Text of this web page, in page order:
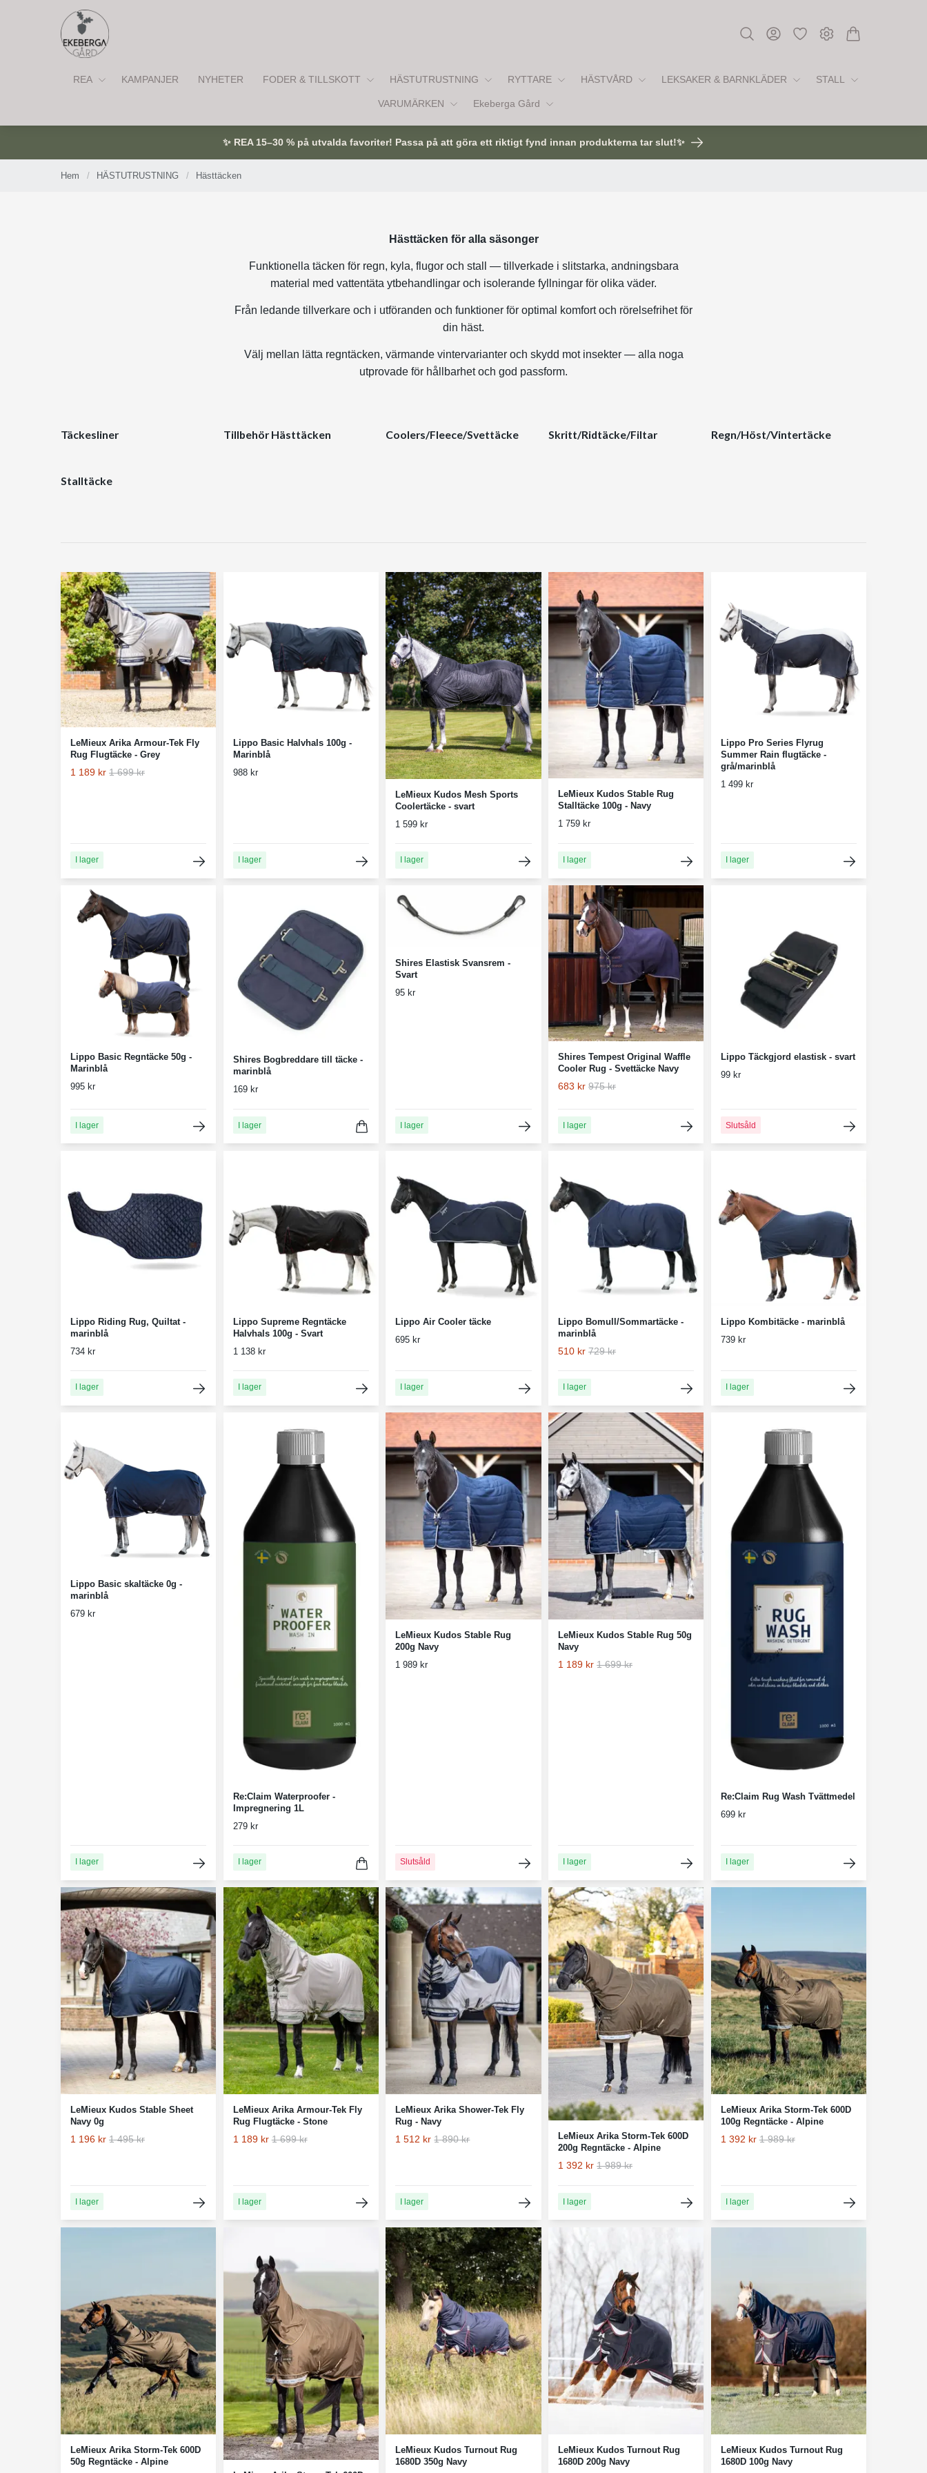
REA KAMPANJER NYHETER FODER & TILLSKOTT HÄSTUTRUSTNING RYTTARE HÄSTVÅRD LEKSAKER & BARNKLÄDER STALL
VARUMÄRKEN Ekeberga Gård
✨ REA 15–30 % på utvalda favoriter! Passa på att göra ett riktigt fynd innan produkterna tar slut!✨
Hem / HÄSTUTRUSTNING / Hästtäcken
Hästtäcken för alla säsonger
Funktionella täcken för regn, kyla, flugor och stall — tillverkade i slitstarka, andningsbara
material med vattentäta ytbehandlingar och isolerande fyllningar för olika väder.
Från ledande tillverkare och i utföranden och funktioner för optimal komfort och rörelsefrihet för
din häst.
Välj mellan lätta regntäcken, värmande vintervarianter och skydd mot insekter — alla noga
utprovade för hållbarhet och god passform.
Täckesliner Tillbehör Hästtäcken Coolers/Fleece/Svettäcke Skritt/Ridtäcke/Filtar Regn/Höst/Vintertäcke
Stalltäcke
LeMieux Arika Armour-Tek Fly
Rug Flugtäcke - Grey
1 189 kr 1 699 kr
I lager
Lippo Basic Halvhals 100g -
Marinblå
988 kr
I lager
LeMieux Kudos Mesh Sports
Coolertäcke - svart
1 599 kr
I lager
LeMieux Kudos Stable Rug
Stalltäcke 100g - Navy
1 759 kr
I lager
Lippo Pro Series Flyrug
Summer Rain flugtäcke -
grå/marinblå
1 499 kr
I lager
Lippo Basic Regntäcke 50g -
Marinblå
995 kr
I lager
Shires Bogbreddare till täcke -
marinblå
169 kr
I lager
Shires Elastisk Svansrem -
Svart
95 kr
I lager
Shires Tempest Original Waffle
Cooler Rug - Svettäcke Navy
683 kr 975 kr
I lager
Lippo Täckgjord elastisk - svart
99 kr
Slutsåld
Lippo Riding Rug, Quiltat -
marinblå
734 kr
I lager
Lippo Supreme Regntäcke
Halvhals 100g - Svart
1 138 kr
I lager
Lippo Air Cooler täcke
695 kr
I lager
Lippo Bomull/Sommartäcke -
marinblå
510 kr 729 kr
I lager
Lippo Kombitäcke - marinblå
739 kr
I lager
Lippo Basic skaltäcke 0g -
marinblå
679 kr
I lager
Re:Claim Waterproofer -
Impregnering 1L
279 kr
I lager
LeMieux Kudos Stable Rug
200g Navy
1 989 kr
Slutsåld
LeMieux Kudos Stable Rug 50g
Navy
1 189 kr 1 699 kr
I lager
Re:Claim Rug Wash Tvättmedel
699 kr
I lager
LeMieux Kudos Stable Sheet
Navy 0g
1 196 kr 1 495 kr
I lager
LeMieux Arika Armour-Tek Fly
Rug Flugtäcke - Stone
1 189 kr 1 699 kr
I lager
LeMieux Arika Shower-Tek Fly
Rug - Navy
1 512 kr 1 890 kr
I lager
LeMieux Arika Storm-Tek 600D
200g Regntäcke - Alpine
1 392 kr 1 989 kr
I lager
LeMieux Arika Storm-Tek 600D
100g Regntäcke - Alpine
1 392 kr 1 989 kr
I lager
LeMieux Arika Storm-Tek 600D
50g Regntäcke - Alpine
LeMieux Kudos Turnout Rug
1680D 350g Navy
LeMieux Kudos Turnout Rug
1680D 200g Navy
LeMieux Kudos Turnout Rug
1680D 100g Navy